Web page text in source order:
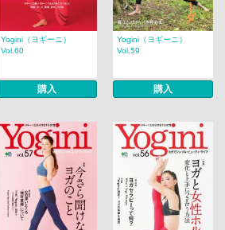
Yogini（ヨギーニ）
Vol.60
購入
Yogini（ヨギーニ）
Vol.59
購入